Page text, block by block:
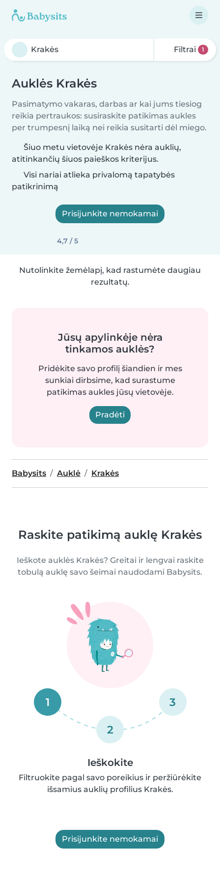
Filtrai 1
Auklės Krakės
Pasimatymo vakaras, darbas ar kai jums tiesiog
reikia pertraukos: susiraskite patikimas aukles
per trumpesnį laiką nei reikia susitarti dėl miego.
Šiuo metu vietovėje Krakės nėra auklių,
atitinkančių šiuos paieškos kriterijus.
Visi nariai atlieka privalomą tapatybės
patikrinimą
Prisijunkite nemokamai
4,7 / 5
Nutolinkite žemėlapį, kad rastumėte daugiau
rezultatų.
Jūsų apylinkėje nėra
tinkamos auklės?
Pridėkite savo profilį šiandien ir mes
sunkiai dirbsime, kad surastume
patikimas aukles jūsų vietovėje.
Pradėti
Babysits Auklė Krakės
Raskite patikimą auklę Krakės
Ieškote auklės Krakės? Greitai ir lengvai raskite
tobulą auklę savo šeimai naudodami Babysits.
1
2
3
Ieškokite
Filtruokite pagal savo poreikius ir peržiūrėkite
išsamius auklių profilius Krakės.
Prisijunkite nemokamai